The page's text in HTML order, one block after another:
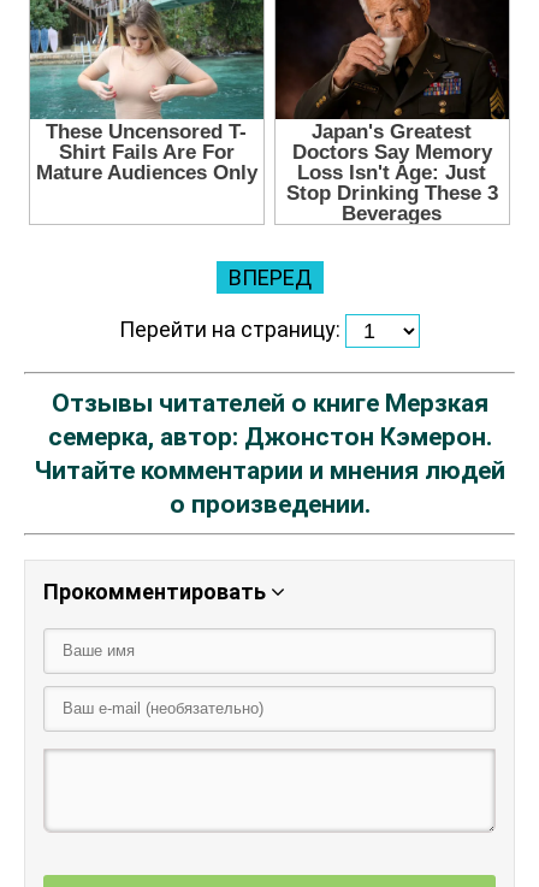
ВПЕРЕД
Перейти на страницу:
Отзывы читателей о книге Мерзкая
семерка, автор: Джонстон Кэмерон.
Читайте комментарии и мнения людей
о произведении.
Прокомментировать